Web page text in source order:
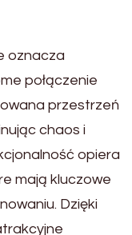
oznacza
połączenie
przestrzeń
chaos i
opiera
mają kluczowe
Dzięki